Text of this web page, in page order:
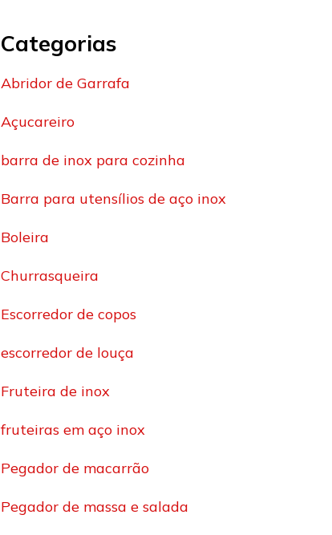
Categorias
Abridor de Garrafa
Açucareiro
barra de inox para cozinha
Barra para utensílios de aço inox
Boleira
Churrasqueira
Escorredor de copos
escorredor de louça
Fruteira de inox
fruteiras em aço inox
Pegador de macarrão
Pegador de massa e salada